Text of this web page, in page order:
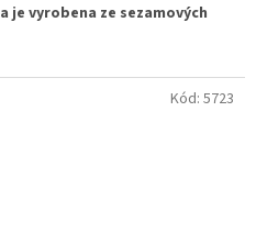
vyrobena ze sezamových
Kód: 5723